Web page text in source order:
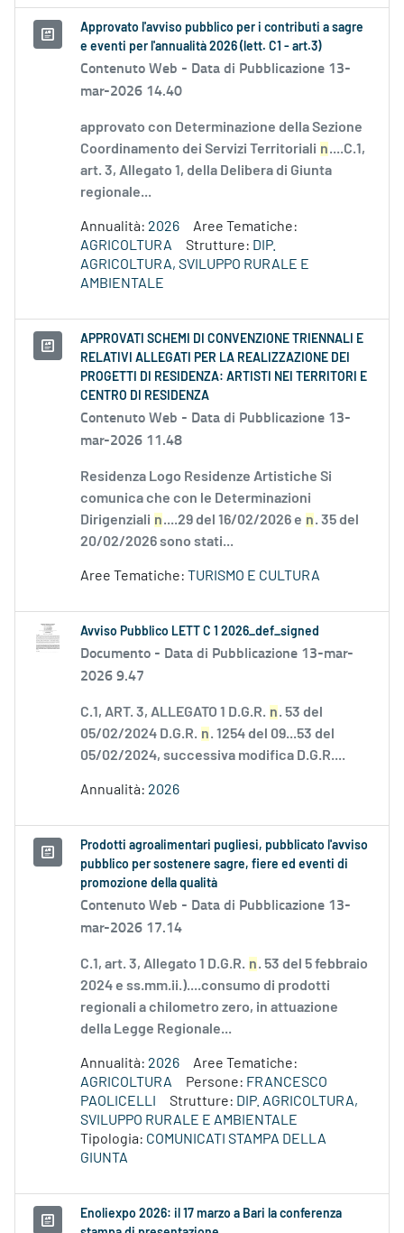
Approvato l'avviso pubblico per i contributi a sagre
e eventi per l'annualità 2026 (lett. C1 - art.3)
Contenuto Web - Data di Pubblicazione 13-
mar-2026 14.40
approvato con Determinazione della Sezione
Coordinamento dei Servizi Territoriali n....C.1,
art. 3, Allegato 1, della Delibera di Giunta
regionale...
Annualità: 2026
Aree Tematiche:
AGRICOLTURA
Strutture: DIP.
AGRICOLTURA, SVILUPPO RURALE E
AMBIENTALE
APPROVATI SCHEMI DI CONVENZIONE TRIENNALI E
RELATIVI ALLEGATI PER LA REALIZZAZIONE DEI
PROGETTI DI RESIDENZA: ARTISTI NEI TERRITORI E
CENTRO DI RESIDENZA
Contenuto Web - Data di Pubblicazione 13-
mar-2026 11.48
Residenza Logo Residenze Artistiche Si
comunica che con le Determinazioni
Dirigenziali n....29 del 16/02/2026 e n. 35 del
20/02/2026 sono stati...
Aree Tematiche: TURISMO E CULTURA
Avviso Pubblico LETT C 1 2026_def_signed
Documento - Data di Pubblicazione 13-mar-
2026 9.47
C.1, ART. 3, ALLEGATO 1 D.G.R. n. 53 del
05/02/2024 D.G.R. n. 1254 del 09...53 del
05/02/2024, successiva modifica D.G.R....
Annualità: 2026
Prodotti agroalimentari pugliesi, pubblicato l'avviso
pubblico per sostenere sagre, fiere ed eventi di
promozione della qualità
Contenuto Web - Data di Pubblicazione 13-
mar-2026 17.14
C.1, art. 3, Allegato 1 D.G.R. n. 53 del 5 febbraio
2024 e ss.mm.ii.)....consumo di prodotti
regionali a chilometro zero, in attuazione
della Legge Regionale...
Annualità: 2026
Aree Tematiche:
AGRICOLTURA
Persone: FRANCESCO
PAOLICELLI
Strutture: DIP. AGRICOLTURA,
SVILUPPO RURALE E AMBIENTALE
Tipologia: COMUNICATI STAMPA DELLA
GIUNTA
Enoliexpo 2026: il 17 marzo a Bari la conferenza